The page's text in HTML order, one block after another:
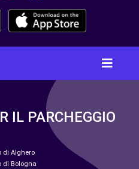
IL PARCHEGGIO
di Alghero
di Bologna